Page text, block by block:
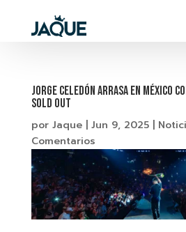
Jorge Celedón arrasa en México
SOLD OUT
por Jaque| Jun 9, 2025|
Comentarios